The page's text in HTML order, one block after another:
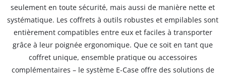
seulement en toute sécurité, mais aussi de manière nette et
systématique. Les coffrets à outils robustes et empilables sont
entièrement compatibles entre eux et faciles à transporter
grâce à leur poignée ergonomique. Que ce soit en tant que
coffret unique, ensemble pratique ou accessoires
complémentaires – le système E-Case offre des solutions de